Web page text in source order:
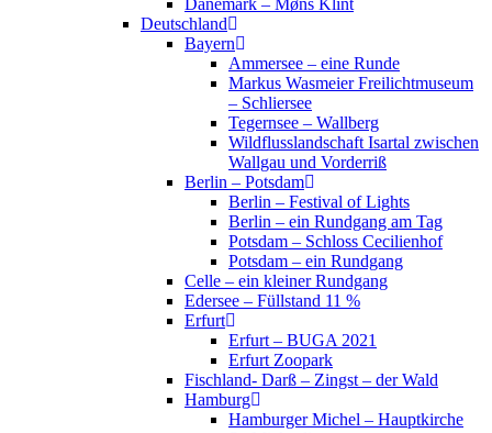
Dänemark – Møns Klint
Deutschland
Bayern
Ammersee – eine Runde
Markus Wasmeier Freilichtmuseum
– Schliersee
Tegernsee – Wallberg
Wildflusslandschaft Isartal zwischen
Wallgau und Vorderriß
Berlin – Potsdam
Berlin – Festival of Lights
Berlin – ein Rundgang am Tag
Potsdam – Schloss Cecilienhof
Potsdam – ein Rundgang
Celle – ein kleiner Rundgang
Edersee – Füllstand 11 %
Erfurt
Erfurt – BUGA 2021
Erfurt Zoopark
Fischland- Darß – Zingst – der Wald
Hamburg
Hamburger Michel – Hauptkirche